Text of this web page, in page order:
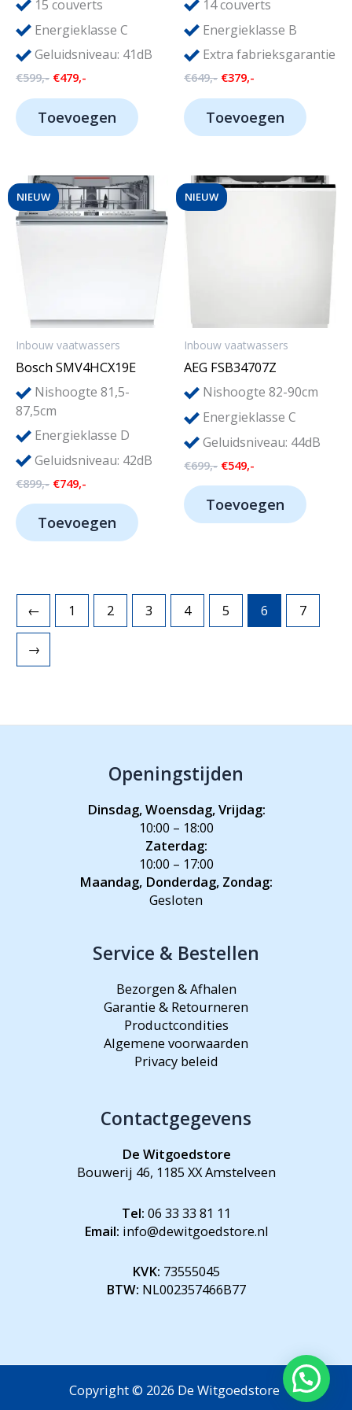
15 couverts
Energieklasse C
Geluidsniveau: 41dB
€599,- Oorspronkelijke
€599,-.
€479,-
€479,-.
Toevoegen
14couverts
Energieklasse B
Extra fabrieksgarantie
€649,- Oorspronkelijke
€649,-.
€379,-
€379,-.
Toevoegen
NIEUW
Inbouw vaatwassers
Bosch SMV4HCX19E
Nishoogte 81,5-
87,5cm
Energieklasse D
Geluidsniveau: 42dB
€899,- Oorspronkelijke
€899,-.
€749,-
€749,-.
Toevoegen
NIEUW
Inbouw vaatwassers
AEG FSB34707Z
Nishoogte 82-90cm
Energieklasse C
Geluidsniveau: 44dB
€699,- Oorspronkelijke
€699,-.
€549,-
€549,-.
Toevoegen
← 1 2 3 4 5 6 7
→
Openingstijden
Dinsdag, Woensdag, Vrijdag:
10:00 – 18:00
Zaterdag:
10:00 – 17:00
Maandag, Donderdag, Zondag:
Gesloten
Service & Bestellen
Bezorgen & Afhalen
Garantie & Retourneren
Productcondities
Algemene voorwaarden
Privacy beleid
Contactgegevens
De Witgoedstore
Bouwerij 46, 1185 XX Amstelveen
Tel: 06 33 33 81 11
Email: info@dewitgoedstore.nl
KVK: 73555045
BTW: NL002357466B77
Copyright © 2026 De Witgoedstore